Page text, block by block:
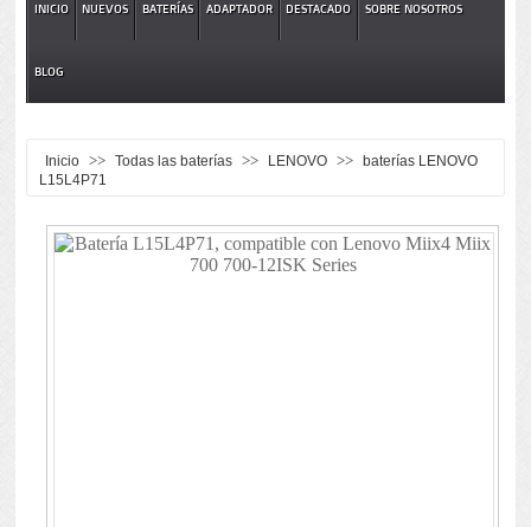
INICIO NUEVOS BATERÍAS ADAPTADOR DESTACADO SOBRE NOSOTROS
BLOG
Inicio >> Todas las baterías >> LENOVO >>
baterías LENOVO
L15L4P71